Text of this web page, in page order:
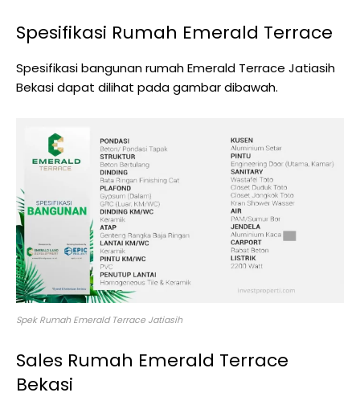
Spesifikasi Rumah Emerald Terrace
Spesifikasi bangunan rumah Emerald Terrace Jatiasih
Bekasi dapat dilihat pada gambar dibawah.
Spek Rumah Emerald Terrace Jatiasih
Sales Rumah Emerald Terrace
Bekasi